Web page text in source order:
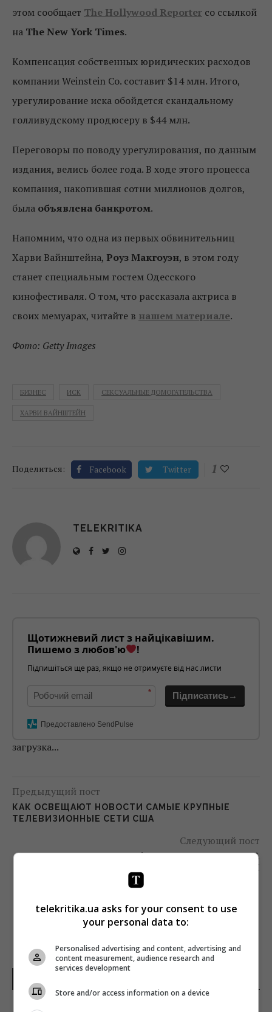
этом сообщает The Hollywood Reporter со ссылкой
на The New York Times.
Компенсация собственных юридических расходов
компании Weinstein Co. составит $14 млн. Итого,
урегулирование иска обойдется скандальному
голливудскому продюсеру в $44 млн.
Переговоры по поводу урегулирования, по данным
издания, велись более года. В ходе этого процесса
компания, накопившая сотни миллионов долгов,
была объявлена банкротом.
Напомним, что одна из первых обвинительниц
Харви Вайнштейна, Роуз Макгоуэн, в этом году
станет специальным гостем Одесского
кинофестиваля. О том, что рассказала актриса в
своих мемуарах, читайте в нашем материале.
Фото: Getty Images
БИЗНЕС ИСК СЕКСУАЛЬНЫЕ ДОМОГАТЕЛЬСТВА
ХАРВИ ВАЙНШТЕЙН
Поделиться: Facebook Twitter 1
TELEKRITIKA
Щотижневий лист з найцікавішим.
Пишемо з любов'ю
!
Підпишіться ще раз, якщо не отримуєте від нас листи
* Підписатись→
Предоставлено SendPulse
загрузка...
Предыдущий пост
КАК ОСВЕЩАЮТ НОВОСТИ САМЫЕ КРУПНЫЕ
ТЕЛЕВИЗИОННЫЕ СЕТИ США
Следующий пост
? ОБНАРОДОВАНА ФИНАЛЬНАЯ ПРОГРАММА
КОНФЕРЕНЦИИ «ДНИ ЭЛЕКТРОННЫХ
telekritika.ua asks for your consent to use
your personal data to:
Personalised advertising and content, advertising and
content measurement, audience research and
services development
Store and/or access information on a device